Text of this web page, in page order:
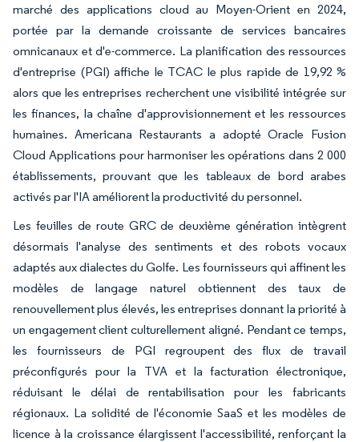
marché des applications cloud au Moyen-Orient en 2024,
portée par la demande croissante de services bancaires
omnicanaux et d'e-commerce. La planification des ressources
d'entreprise (PGI) affiche le TCAC le plus rapide de 19,92 %
alors que les entreprises recherchent une visibilité intégrée sur
les finances, la chaîne d'approvisionnement et les ressources
humaines. Americana Restaurants a adopté Oracle Fusion
Cloud Applications pour harmoniser les opérations dans 2 000
établissements, prouvant que les tableaux de bord arabes
activés par l'IA améliorent la productivité du personnel.
Les feuilles de route GRC de deuxième génération intègrent
désormais l'analyse des sentiments et des robots vocaux
adaptés aux dialectes du Golfe. Les fournisseurs qui affinent les
modèles de langage naturel obtiennent des taux de
renouvellement plus élevés, les entreprises donnant la priorité à
un engagement client culturellement aligné. Pendant ce temps,
les fournisseurs de PGI regroupent des flux de travail
préconfigurés pour la TVA et la facturation électronique,
réduisant le délai de rentabilisation pour les fabricants
régionaux. La solidité de l'économie SaaS et les modèles de
licence à la croissance élargissent l'accessibilité, renforçant la